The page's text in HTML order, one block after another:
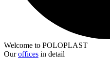
Welcome to POLOPLAST
Ouroffices in detail